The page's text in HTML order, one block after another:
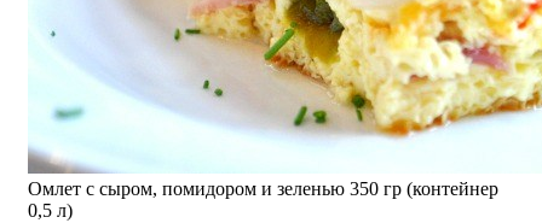
Омлет с сыром, помидором и зеленью 350 гр (контейнер
0,5 л)